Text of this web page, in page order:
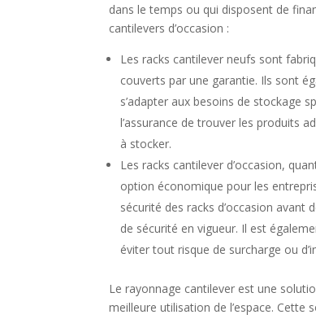
dans le temps ou qui disposent de
cantilevers d’occasion :
Les racks cantilever neufs sont
couverts par une garantie. Ils sont
s’adapter aux besoins de stockage
l’assurance de trouver les produits
à stocker.
Les racks cantilever d’occasion,
option économique pour les
sécurité des racks d’occasion avant
de sécurité en vigueur. Il est
éviter tout risque de surcharge ou
Le rayonnage cantilever est une
meilleure utilisation de l’espace.